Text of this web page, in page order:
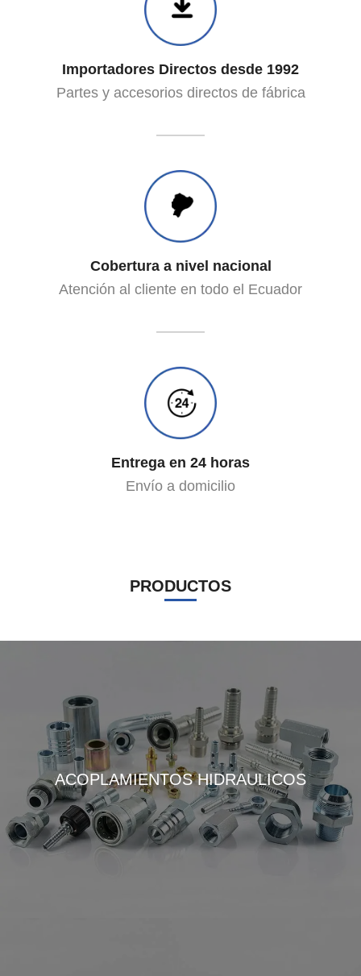
Importadores Directos desde 1992
Partes y accesorios directos de fábrica
Cobertura a nivel nacional
Atención al cliente en todo el Ecuador
Entrega en 24 horas
Envío a domicilio
PRODUCTOS
ACOPLAMIENTOS HIDRAULICOS